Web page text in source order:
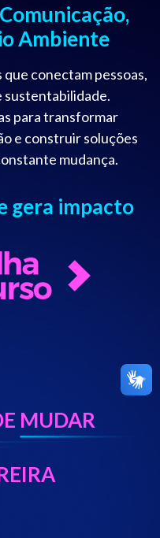
Ambiente
conectam pessoas,
sustentabilidade.
para transformar
e construir soluções
mudança.
gera impacto
MUDAR